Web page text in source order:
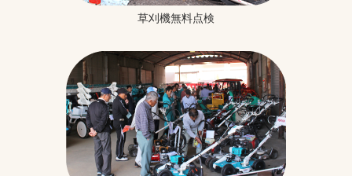
草刈機無料点検